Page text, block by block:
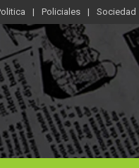
Policiales Sociedad